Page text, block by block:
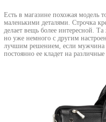
Есть в магазине похожая модель
маленькими деталями. Строчка
делает вещь более интересной.
но уже немного с другим
лучшим решением, если мужчина
постоянно ее кладет на различные